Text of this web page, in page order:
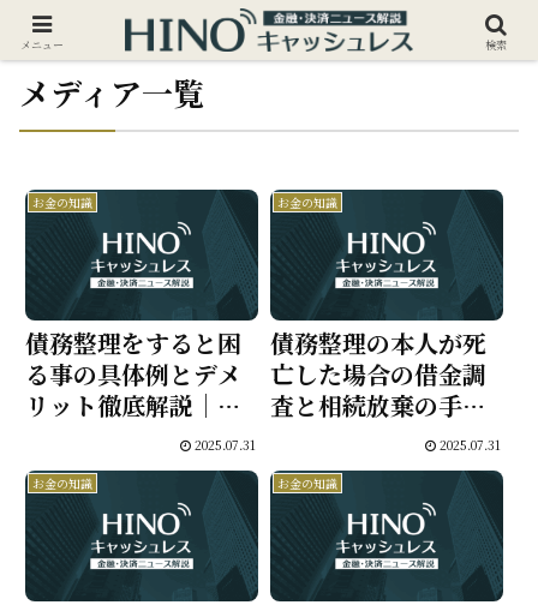
メディア一覧
お金の知識
債務整理をすると困
る事の具体例とデメ
リット徹底解説｜信
用情報や生活制約か
ら後悔しない判断基
準まで
2025.07.31
お金の知識
債務整理の本人が死
亡した場合の借金調
査と相続放棄の手続
2025.07.31
お金の知識 お金の知識
メニュー 検索